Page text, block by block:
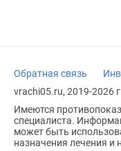
Обратная связь
vrachi05.ru, 2019-2026
Имеются
специалиста.
может быть
назначения лечения и